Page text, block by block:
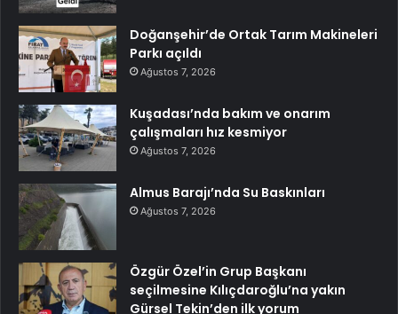
Doğanşehir’de Ortak Tarım Makineleri
Parkı açıldı
Ağustos 7, 2026
Kuşadası’nda bakım ve onarım
çalışmaları hız kesmiyor
Ağustos 7, 2026
Almus Barajı’nda Su Baskınları
Ağustos 7, 2026
Özgür Özel’in Grup Başkanı
seçilmesine Kılıçdaroğlu’na yakın
Gürsel Tekin’den ilk yorum